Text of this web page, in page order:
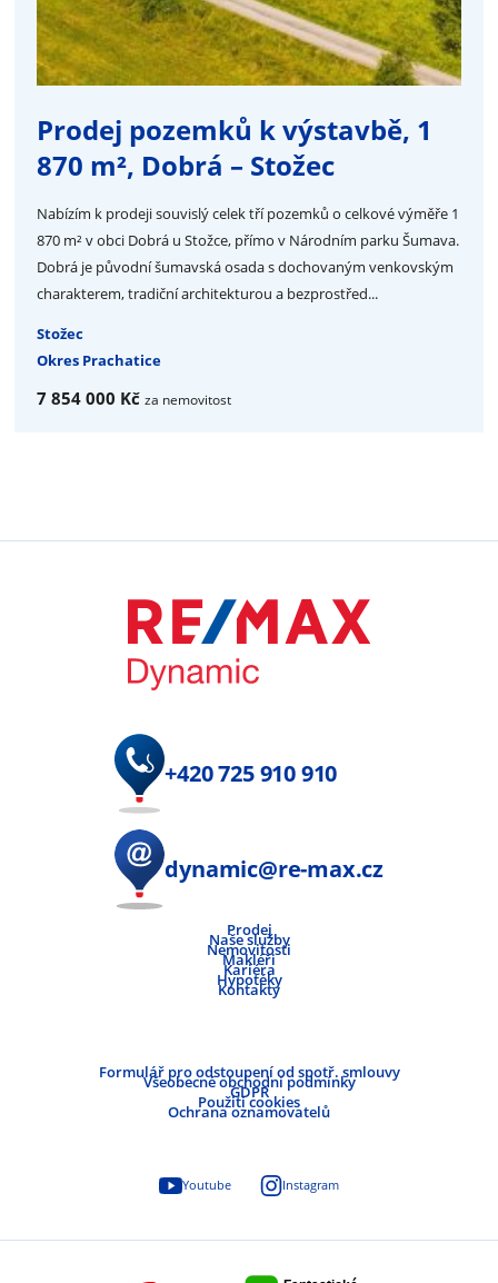
Prodej pozemků k výstavbě, 1
870 m², Dobrá – Stožec
Nabízím k prodeji souvislý celek tří pozemků o celkové výměře 1
870 m² v obci Dobrá u Stožce, přímo v Národním parku Šumava.
Dobrá je původní šumavská osada s dochovaným venkovským
charakterem, tradiční architekturou a bezprostřed...
Stožec
Okres Prachatice
7 854 000 Kč za nemovitost
+420 725 910 910
dynamic@re-max.cz
Prodej
Naše služby
Nemovitosti
Makléři
Kariéra
Hypotéky
Kontakty
Formulář pro odstoupení od spotř. smlouvy
Všeobecné obchodní podmínky
GDPR
Použití cookies
Ochrana oznamovatelů
Youtube Instagram